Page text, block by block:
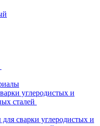
углеродистых и
сталей
сварки углеродистых и